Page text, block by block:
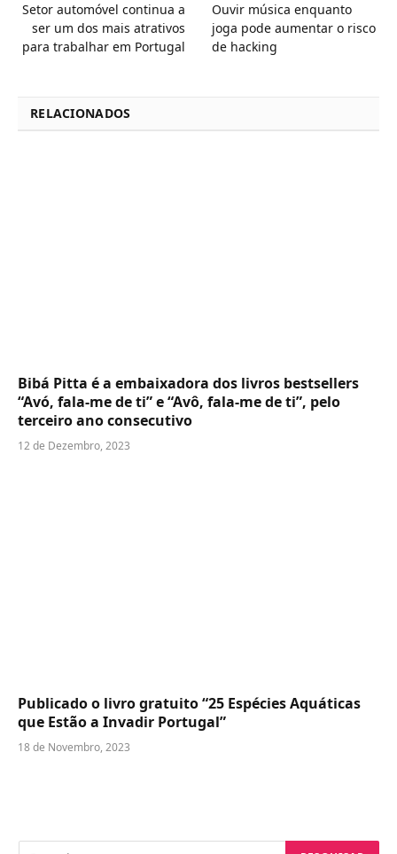
Setor automóvel continua a
ser um dos mais atrativos
para trabalhar em Portugal
Ouvir música enquanto
joga pode aumentar o risco
de hacking
RELACIONADOS
Bibá Pitta é a embaixadora dos livros bestsellers
“Avó, fala-me de ti” e “Avô, fala-me de ti”, pelo
terceiro ano consecutivo
12 de Dezembro, 2023
Publicado o livro gratuito “25 Espécies Aquáticas
que Estão a Invadir Portugal”
18 de Novembro, 2023